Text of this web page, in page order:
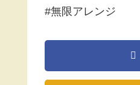
#無限アレンジ